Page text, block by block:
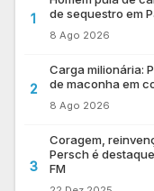
1
de sequestro em
8 Ago 2026
2
Carga milionária:
de maconha em
8 Ago 2026
3
Coragem,
Persch é
FM